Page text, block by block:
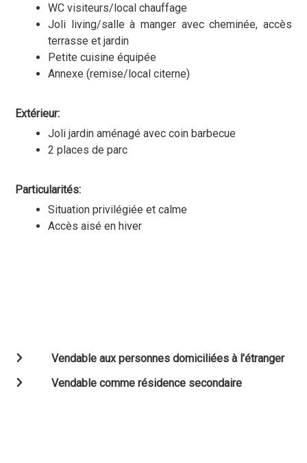
WC visiteurs/local chauffage
Joli living/salle à manger avec cheminée, accès
terrasse et jardin
Petite cuisine équipée
Annexe (remise/local citerne)
Extérieur:
Joli jardin aménagé avec coin barbecue
2 places de parc
Particularités:
Situation privilégiée et calme
Accès aisé en hiver
Vendable aux personnes domiciliées à l’étranger
Vendable comme résidence secondaire